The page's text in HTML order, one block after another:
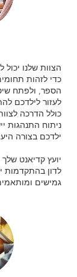
הצוות שלנו
כדי לזהות
הספר, ולפתח
לעזור לילדכם
כולל הדרכה
ניתוח התנהגות
ילדכם בצורה
יועץ קדיאנט
לדון בהתקדמות
גמישים